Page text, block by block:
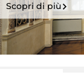
Scopri di più